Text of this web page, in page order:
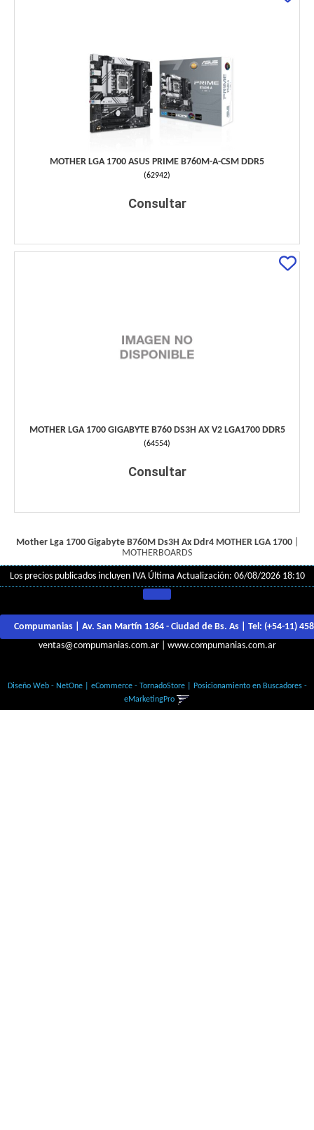
MOTHER LGA 1700 ASUS PRIME B760M-A-CSM DDR5
(62942)
Consultar
MOTHER LGA 1700 GIGABYTE B760 DS3H AX V2 LGA1700 DDR5
(64554)
Consultar
Mother Lga 1700 Gigabyte B760M Ds3H Ax Ddr4 MOTHER LGA 1700|
MOTHERBOARDS
Los precios publicados incluyen IVA Última Actualización: 06/08/2026 18:10
Compumanias | Av. San Martín 1364 - Ciudad de Bs. As | Tel: (+54-11)
ventas@compumanias.com.ar| www.compumanias.com.ar
Diseño Web - NetOne| eCommerce - TornadoStore| Posicionamiento en Buscadores -
eMarketingPro